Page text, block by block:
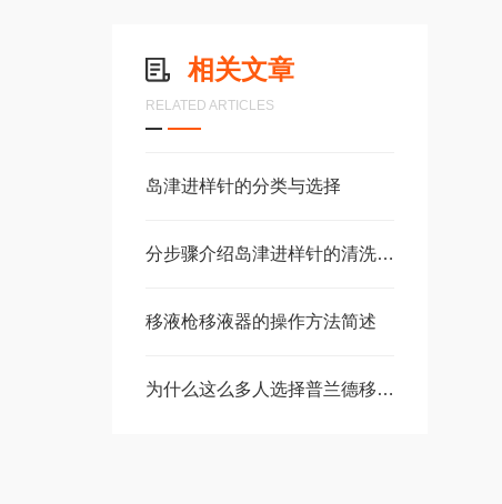
相关文章
RELATED ARTICLES
岛津进样针的分类与选择
分步骤介绍岛津进样针的清洗方法
移液枪移液器的操作方法简述
为什么这么多人选择普兰德移液器